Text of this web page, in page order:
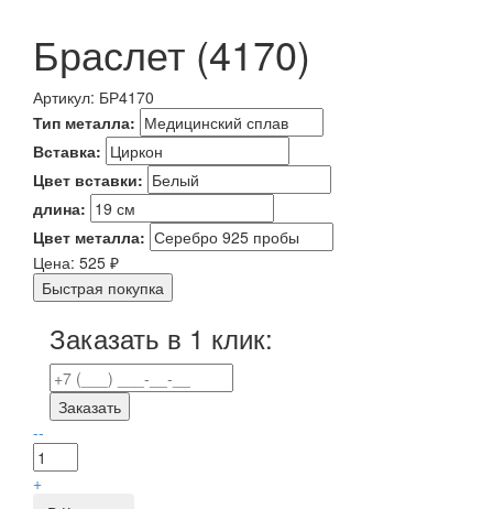
Браслет (4170)
Артикул: БР4170
Тип металла:
Вставка:
Цвет вставки:
длина:
Цвет металла:
Цена: 525 ₽
Быстрая покупка
Заказать в 1 клик:
Заказать
--
+